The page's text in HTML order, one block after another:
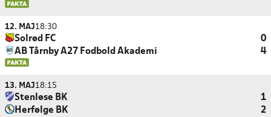
12. MAJ18:30
Solrød FC
0
AB Tårnby A27 Fodbold Akademi
4
13. MAJ18:15
Stenløse BK
1
Herfølge BK
2